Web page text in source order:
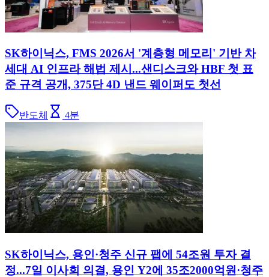
SK하이닉스, FMS 2026서 '계층형 메모리' 기반 차
세대 AI 인프라 해법 제시...샌디스크와 HBF 첫 표
준 규격 공개, 375단 4D 낸드 웨이퍼도 첫선
반도체 4분
SK하이닉스, 용인·청주 신규 팹에 54조원 투자 결
정...7일 이사회 의결, 용인 Y2에 35조2000억원·청주